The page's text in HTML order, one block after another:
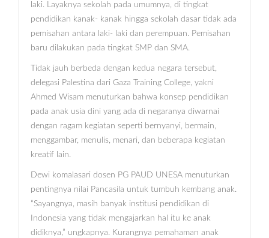
laki. Layaknya sekolah pada umumnya, di tingkat
pendidikan kanak- kanak hingga sekolah dasar tidak ada
pemisahan antara laki- laki dan perempuan. Pemisahan
baru dilakukan pada tingkat SMP dan SMA.
Tidak jauh berbeda dengan kedua negara tersebut,
delegasi Palestina dari Gaza Training College, yakni
Ahmed Wisam menuturkan bahwa konsep pendidikan
pada anak usia dini yang ada di negaranya diwarnai
dengan ragam kegiatan seperti bernyanyi, bermain,
menggambar, menulis, menari, dan beberapa kegiatan
kreatif lain.
Dewi komalasari dosen PG PAUD UNESA menuturkan
pentingnya nilai Pancasila untuk tumbuh kembang anak.
“Sayangnya, masih banyak institusi pendidikan di
Indonesia yang tidak mengajarkan hal itu ke anak
didiknya,” ungkapnya. Kurangnya pemahaman anak